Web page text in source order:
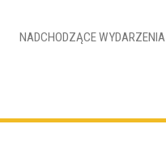
NADCHODZĄCE WYDARZENIA